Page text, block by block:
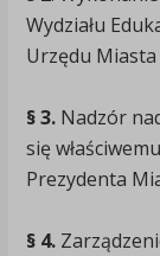
Wydziału
Urzędu Miasta
§ 3.Nadzór
się
Prezydenta
§ 4.